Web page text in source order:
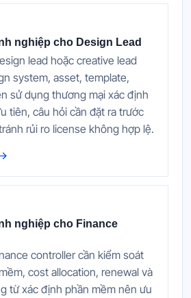
nghiệp cho Design Lead
lead hoặc creative lead
system, asset, template,
sử dụng thương mại xác định
tiên, câu hỏi cần đặt ra trước
rủi ro license không hợp lệ.
nghiệp cho Finance
controller cần kiểm soát
cost allocation, renewal và
từ xác định phần mềm nên ưu